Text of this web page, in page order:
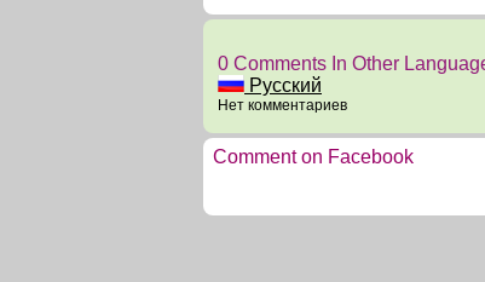
0 Comments In Other
Русский
Нет комментариев
Comment on Facebook